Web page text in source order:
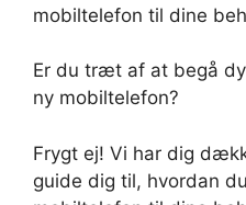
mobiltelefon til dine
Er du træt af at begå
ny mobiltelefon?
Frygt ej! Vi har dig
guide dig til, hvordan